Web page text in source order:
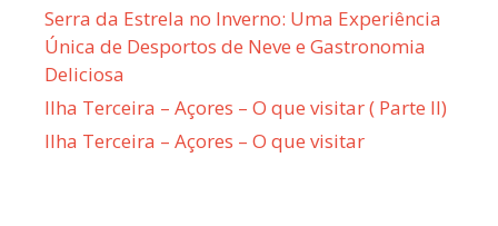
Serra da Estrela no Inverno: Uma Experiência
Única de Desportos de Neve e Gastronomia
Deliciosa
Ilha Terceira – Açores – O que visitar ( Parte II)
Ilha Terceira – Açores – O que visitar